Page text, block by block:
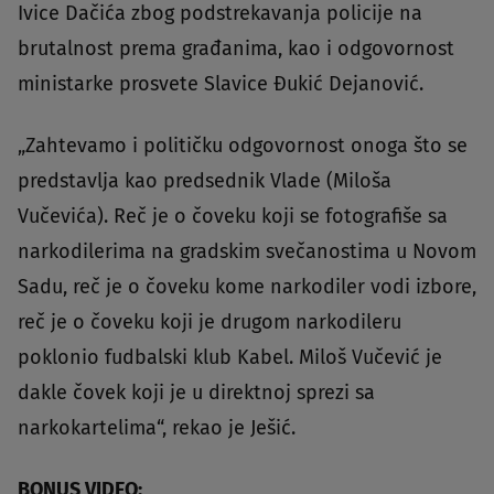
Ivice Dačića zbog podstrekavanja policije na
brutalnost prema građanima, kao i odgovornost
ministarke prosvete Slavice Đukić Dejanović.
„Zahtevamo i političku odgovornost onoga što se
predstavlja kao predsednik Vlade (Miloša
Vučevića). Reč je o čoveku koji se fotografiše sa
narkodilerima na gradskim svečanostima u Novom
Sadu, reč je o čoveku kome narkodiler vodi izbore,
reč je o čoveku koji je drugom narkodileru
poklonio fudbalski klub Kabel. Miloš Vučević je
dakle čovek koji je u direktnoj sprezi sa
narkokartelima“, rekao je Ješić.